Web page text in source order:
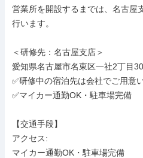
営業所を開設するまでは、名古屋
行います。
＜研修先：名古屋支店＞
愛知県名古屋市名東区一社2丁目
✅研修中の宿泊先は会社でご用意
✅マイカー通勤OK・駐車場完備
【交通手段】
アクセス:
マイカー通勤OK・駐車場完備